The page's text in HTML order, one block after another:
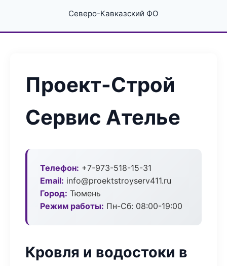
Северо-Кавказский ФО
Проект-Строй
Сервис Ателье
Телефон: +7-973-518-15-31
Email: info@proektstroyserv411.ru
Город: Тюмень
Режим работы: Пн-Сб: 08:00-19:00
Кровля и водостоки в